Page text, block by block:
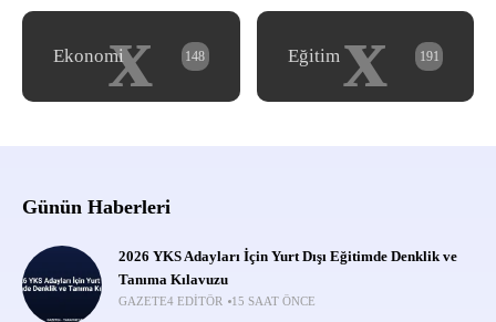
x
Ekonomi 148 x
Eğitim 191
Günün Haberleri
2026 YKS Adayları İçin Yurt Dışı Eğitimde Denklik ve
Tanıma Kılavuzu
GAZETE4 EDITÖR 15 SAAT ÖNCE